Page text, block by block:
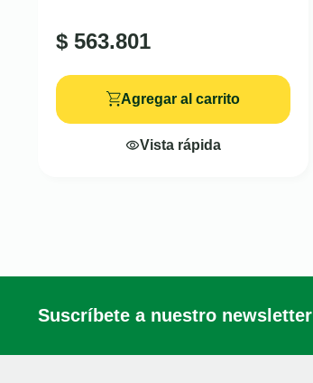
$ 563.801
Agregar al carrito
Vista rápida
Suscríbete a nuestro newsletter